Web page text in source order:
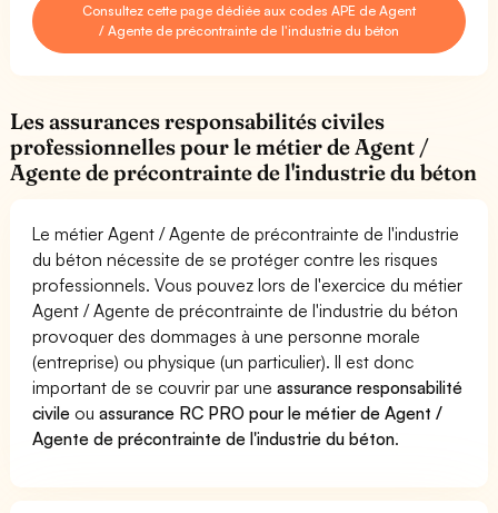
Consultez cette page dédiée aux codes APE de Agent
/ Agente de précontrainte de l'industrie du béton
Les assurances responsabilités civiles
professionnelles pour le métier de Agent /
Agente de précontrainte de l'industrie du béton
Le métier Agent / Agente de précontrainte de l'industrie
du béton nécessite de se protéger contre les risques
professionnels. Vous pouvez lors de l'exercice du métier
Agent / Agente de précontrainte de l'industrie du béton
provoquer des dommages à une personne morale
(entreprise) ou physique (un particulier). Il est donc
important de se couvrir par uneassurance responsabilité
civile ouassurance RC PRO pour le métier de Agent /
Agente de précontrainte de l'industrie du béton.